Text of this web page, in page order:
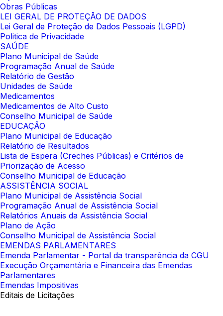
Obras Públicas
LEI GERAL DE PROTEÇÃO DE DADOS
Lei Geral de Proteção de Dados Pessoais (LGPD)
Politica de Privacidade
SAÚDE
Plano Municipal de Saúde
Programação Anual de Saúde
Relatório de Gestão
Unidades de Saúde
Medicamentos
Medicamentos de Alto Custo
Conselho Municipal de Saúde
EDUCAÇÃO
Plano Municipal de Educação
Relatório de Resultados
Lista de Espera (Creches Públicas) e Critérios de
Priorização de Acesso
Conselho Municipal de Educação
ASSISTÊNCIA SOCIAL
Plano Municipal de Assistência Social
Programação Anual de Assistência Social
Relatórios Anuais da Assistência Social
Plano de Ação
Conselho Municipal de Assistência Social
EMENDAS PARLAMENTARES
Emenda Parlamentar - Portal da transparência da CGU
Execução Orçamentária e Financeira das Emendas
Parlamentares
Emendas Impositivas
Editais de Licitações